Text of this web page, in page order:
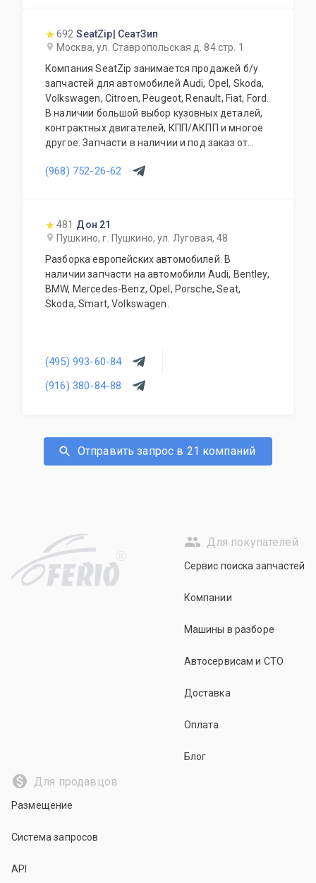
692 SeatZip| СеатЗип
Москва, ул. Ставропольская д. 84 стр. 1
Компания SeatZip занимается продажей б/у
запчастей для автомобилей Audi, Opel, Skoda,
Volkswagen, Citroen, Peugeot, Renault, Fiat, Ford.
В наличии большой выбор кузовных деталей,
контрактных двигателей, КПП/АКПП и многое
другое. Запчасти в наличии и под заказ от
(968) 752-26-62
481 Дон 21
Пушкино, г. Пушкино, ул. Луговая, 48
Разборка европейских автомобилей. В
наличии запчасти на автомобили Audi, Bentley,
BMW, Mercedes-Benz, Opel, Porsche, Seat,
Skoda, Smart, Volkswagen.
(495) 993-60-84
(916) 380-84-88
Отправить запрос в 21 компаний
R
Для покупателей
Сервис поиска запчастей
Компании
Машины в разборе
Автосервисам и СТО
Доставка
Оплата
Блог
Для продавцов
Размещение
Система запросов
API